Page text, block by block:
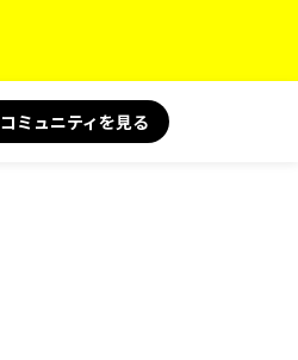
コミュニティを見る